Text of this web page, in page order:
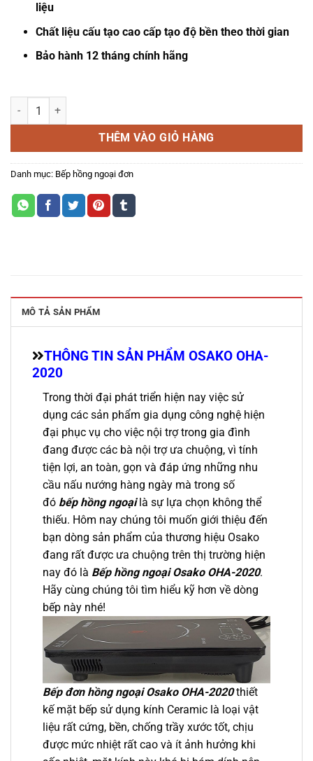
liệu
Chất liệu cấu tạo cao cấp tạo độ bền theo thời gian
Bảo hành 12 tháng chính hãng
Bếp đơn hồng ngoại Osako OHA-2020 số lượng
THÊM VÀO GIỎ HÀNG
Danh mục: Bếp hồng ngoại đơn
MÔ TẢ SẢN PHẨM
THÔNG TIN SẢN PHẨM OSAKO OHA-
2020
Trong thời đại phát triển hiện nay việc sử
dụng các sản phẩm gia dụng công nghệ hiện
đại phục vụ cho việc nội trợ trong gia đình
đang được các bà nội trợ ưa chuộng, vì tính
tiện lợi, an toàn, gọn và đáp ứng những nhu
cầu nấu nướng hàng ngày mà trong số
đó bếp hồng ngoạilà sự lựa chọn không thể
thiếu. Hôm nay chúng tôi muốn giới thiệu đến
bạn dòng sản phẩm của thương hiệu Osako
đang rất được ưa chuộng trên thị trường hiện
nay đó là Bếp hồng ngoại Osako OHA-2020.
Hãy cùng chúng tôi tìm hiểu kỹ hơn về dòng
bếp này nhé!
Bếp đơn hồng ngoại Osako OHA-2020thiết
kế mặt bếp sử dụng kính Ceramic là loại vật
liệu rất cứng, bền, chống trầy xước tốt, chịu
được mức nhiệt rất cao và ít ảnh hưởng khi